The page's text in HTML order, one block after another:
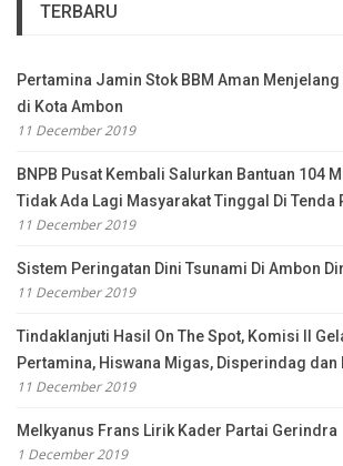
TERBARU
Pertamina Jamin Stok BBM Aman Menjelang
di Kota Ambon
11 December 2019
BNPB Pusat Kembali Salurkan Bantuan 104
Tidak Ada Lagi Masyarakat Tinggal Di Tenda
11 December 2019
Sistem Peringatan Dini Tsunami Di Ambon
11 December 2019
Tindaklanjuti Hasil On The Spot, Komisi II
Pertamina, Hiswana Migas, Disperindag dan
11 December 2019
Melkyanus Frans Lirik Kader Partai Gerindra
1 December 2019